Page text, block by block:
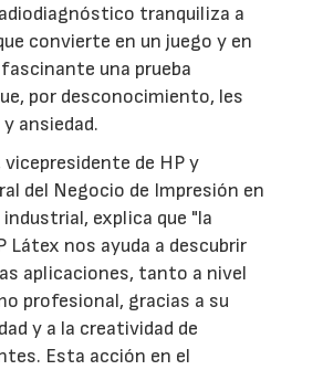
tranquiliza a
convierte en un juego y en
una prueba
por desconocimiento, les
ansiedad.
vicepresidente de HP y
del Negocio de Impresión en
explica que "la
Látex nos ayuda a descubrir
aplicaciones, tanto a nivel
profesional, gracias a su
y a la creatividad de
Esta acción en el